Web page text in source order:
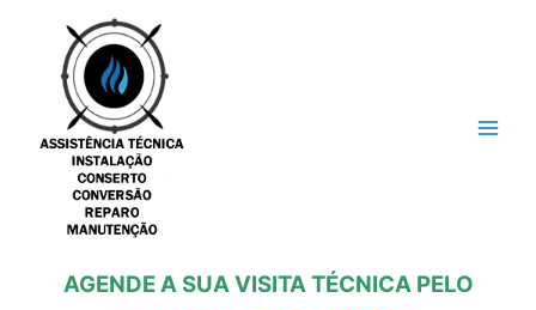
conteúdo
AGENDE A SUA VISITA TÉCNICA PELO